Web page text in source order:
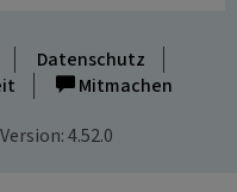
Datenschutz
Mitmachen
Version: 4.52.0